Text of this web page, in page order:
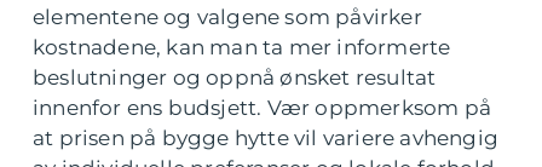
elementene og valgene som påvirker
kostnadene, kan man ta mer informerte
beslutninger og oppnå ønsket resultat
innenfor ens budsjett. Vær oppmerksom på
at prisen på bygge hytte vil variere avhengig